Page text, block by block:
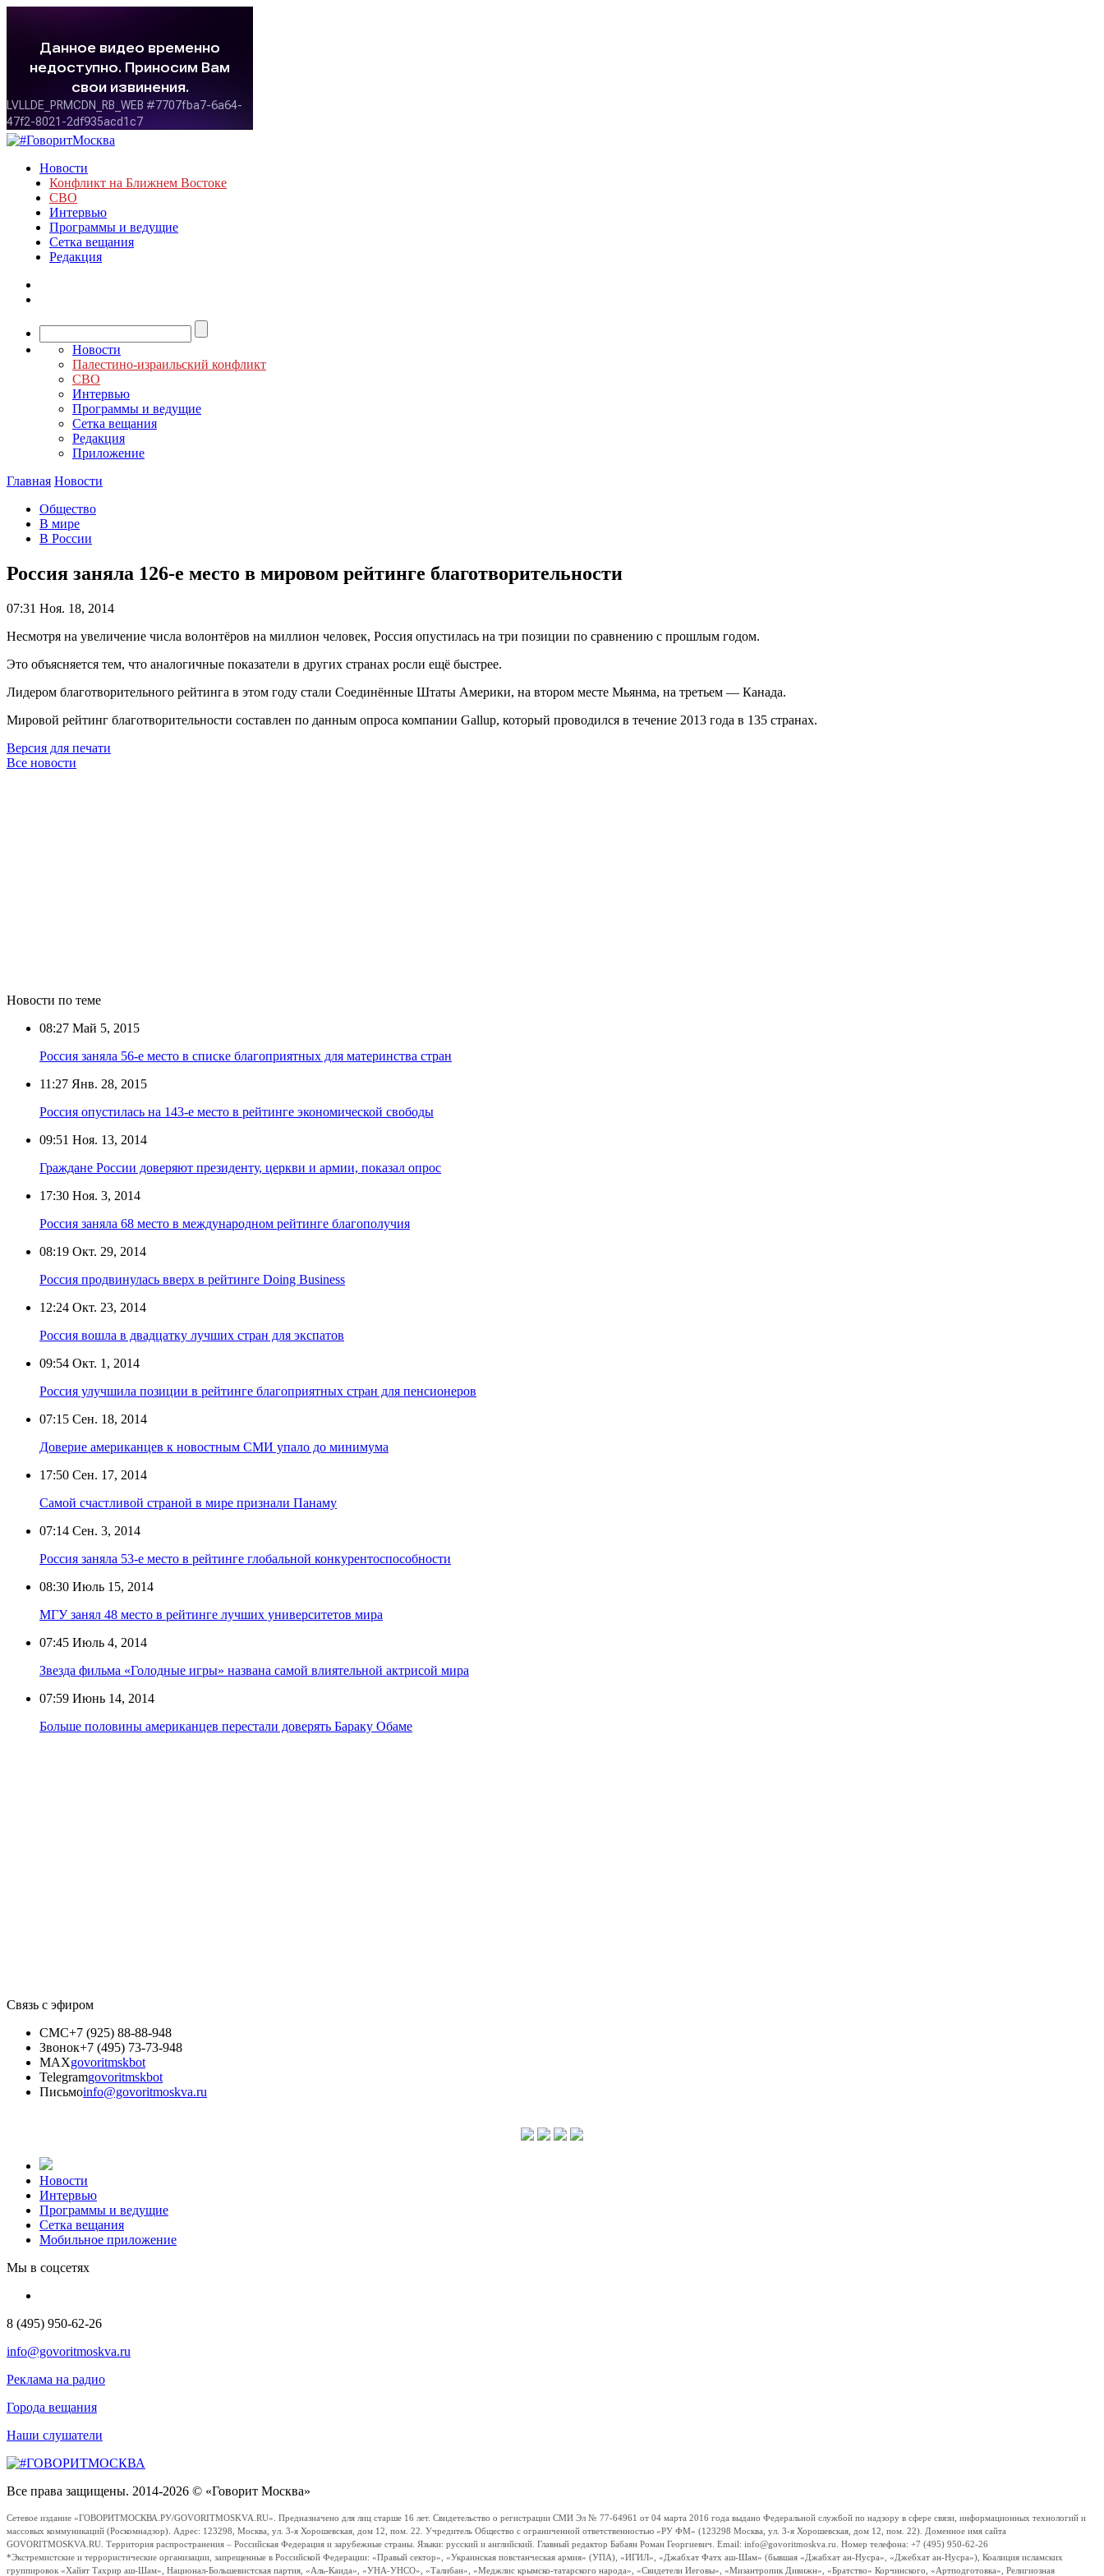
Новости
Конфликт на Ближнем Востоке
СВО
Интервью
Программы и ведущие
Сетка вещания
Редакция
Новости
Палестино-израильский конфликт
СВО
Интервью
Программы и ведущие
Сетка вещания
Редакция
Приложение
Главная Новости
Общество
В мире
В России
Россия заняла 126-е место в мировом рейтинге благотворительности
07:31 Ноя. 18, 2014
Несмотря на увеличение числа волонтёров на миллион человек, Россия опустилась на три позиции по сравнению с прошлым годом.
Это объясняется тем, что аналогичные показатели в других странах росли ещё быстрее.
Лидером благотворительного рейтинга в этом году стали Соединённые Штаты Америки, на втором месте Мьянма, на третьем — Канада.
Мировой рейтинг благотворительности составлен по данным опроса компании Gallup, который проводился в течение 2013 года в 135 странах.
Версия для печати
Все новости
Новости по теме
08:27 Май 5, 2015
Россия заняла 56-е место в списке благоприятных для материнства стран
11:27 Янв. 28, 2015
Россия опустилась на 143-е место в рейтинге экономической свободы
09:51 Ноя. 13, 2014
Граждане России доверяют президенту, церкви и армии, показал опрос
17:30 Ноя. 3, 2014
Россия заняла 68 место в международном рейтинге благополучия
08:19 Окт. 29, 2014
Россия продвинулась вверх в рейтинге Doing Business
12:24 Окт. 23, 2014
Россия вошла в двадцатку лучших стран для экспатов
09:54 Окт. 1, 2014
Россия улучшила позиции в рейтинге благоприятных стран для пенсионеров
07:15 Сен. 18, 2014
Доверие американцев к новостным СМИ упало до минимума
17:50 Сен. 17, 2014
Самой счастливой страной в мире признали Панаму
07:14 Сен. 3, 2014
Россия заняла 53-е место в рейтинге глобальной конкурентоспособности
08:30 Июль 15, 2014
МГУ занял 48 место в рейтинге лучших университетов мира
07:45 Июль 4, 2014
Звезда фильма «Голодные игры» названа самой влиятельной актрисой мира
07:59 Июнь 14, 2014
Больше половины американцев перестали доверять Бараку Обаме
Связь с эфиром
СМС+7 (925) 88-88-948
Звонок+7 (495) 73-73-948
MAXgovoritmskbot
Telegramgovoritmskbot
Письмоinfo@govoritmoskva.ru
Новости
Интервью
Программы и ведущие
Сетка вещания
Мобильное приложение
Мы в соцсетях
8 (495) 950-62-26
info@govoritmoskva.ru
Реклама на радио
Города вещания
Наши слушатели
Все права защищены. 2014-2026 © «Говорит Москва»
Сетевое издание «ГОВОРИТМОСКВА.РУ/GOVORITMOSKVA.RU». Предназначено для лиц старше 16 лет. Свидетельство о регистрации СМИ Эл № 77-64961 от 04 марта 2016 года выдано Федеральной службой по надзору в сфере связи, информационных технологий и
массовых коммуникаций (Роскомнадзор). Адрес: 123298, Москва, ул. 3-я Хорошевская, дом 12, пом. 22. Учредитель Общество с ограниченной ответственностью «РУ ФМ» (123298 Москва, ул. 3-я Хорошевская, дом 12, пом. 22). Доменное имя сайта
GOVORITMOSKVA.RU. Территория распространения – Российская Федерация и зарубежные страны. Языки: русский и английский. Главный редактор Бабаян Роман Георгиевич. Email: info@govoritmoskva.ru. Номер телефона: +7 (495) 950-62-26
*Экстремистские и террористические организации, запрещенные в Российской Федерации: «Правый сектор», «Украинская повстанческая армия» (УПА), «ИГИЛ», «Джабхат Фатх аш-Шам» (бывшая «Джабхат ан-Нусра», «Джебхат ан-Нусра»), Коалиция исламских
группировок «Хайят Тахрир аш-Шам», Национал-Большевистская партия, «Аль-Каида», «УНА-УНСО», «Талибан», «Меджлис крымско-татарского народа», «Свидетели Иеговы», «Мизантропик Дивижн», «Братство» Корчинского, «Артподготовка», Религиозная